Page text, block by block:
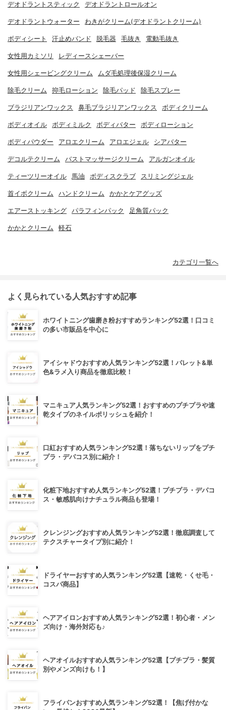
デオドラントスティック デオドラントロールオン
デオドラントウォーター わきがクリーム(デオドラントクリーム)
ボディシート 汗止めバンド 脱毛器 毛抜き 電動毛抜き
女性用カミソリ レディースシェーバー
女性用シェービングクリーム ムダ毛処理後保湿クリーム
除毛クリーム 抑毛ローション 除毛パッド 除毛スプレー
ブラジリアンワックス 鼻毛ブラジリアンワックス ボディクリーム
ボディオイル ボディミルク ボディバター ボディローション
ボディパウダー アロエクリーム アロエジェル シアバター
デコルテクリーム バストマッサージクリーム アルガンオイル
ティーツリーオイル 馬油 ボディスクラブ スリミングジェル
首イボクリーム ハンドクリーム かかとケアグッズ
エアーストッキング パラフィンパック 足角質パック
かかとクリーム 軽石
カテゴリ一覧へ
よく見られている人気おすすめ記事
ホワイトニング歯磨き粉おすすめランキング52選！口コミ
の多い市販品を中心に
アイシャドウおすすめ人気ランキング52選！パレット&単
色&ラメ入り商品を徹底比較！
マニキュア人気ランキング52選！おすすめのプチプラや速
乾タイプのネイルポリッシュを紹介！
口紅おすすめ人気ランキング52選！落ちないリップをプチ
プラ・デパコス別に紹介！
化粧下地おすすめ人気ランキング52選！プチプラ・デパコ
ス・敏感肌向けナチュラル商品も登場！
クレンジングおすすめ人気ランキング52選！徹底調査して
テクスチャータイプ別に紹介！
ドライヤーおすすめ人気ランキング52選【速乾・くせ毛・
コスパ商品】
ヘアアイロンおすすめ人気ランキング52選！初心者・メン
ズ向け・海外対応も♪
ヘアオイルおすすめ人気ランキング52選【プチプラ・髪質
別やメンズ向けも！】
フライパンおすすめ人気ランキング52選！【焦げ付かな